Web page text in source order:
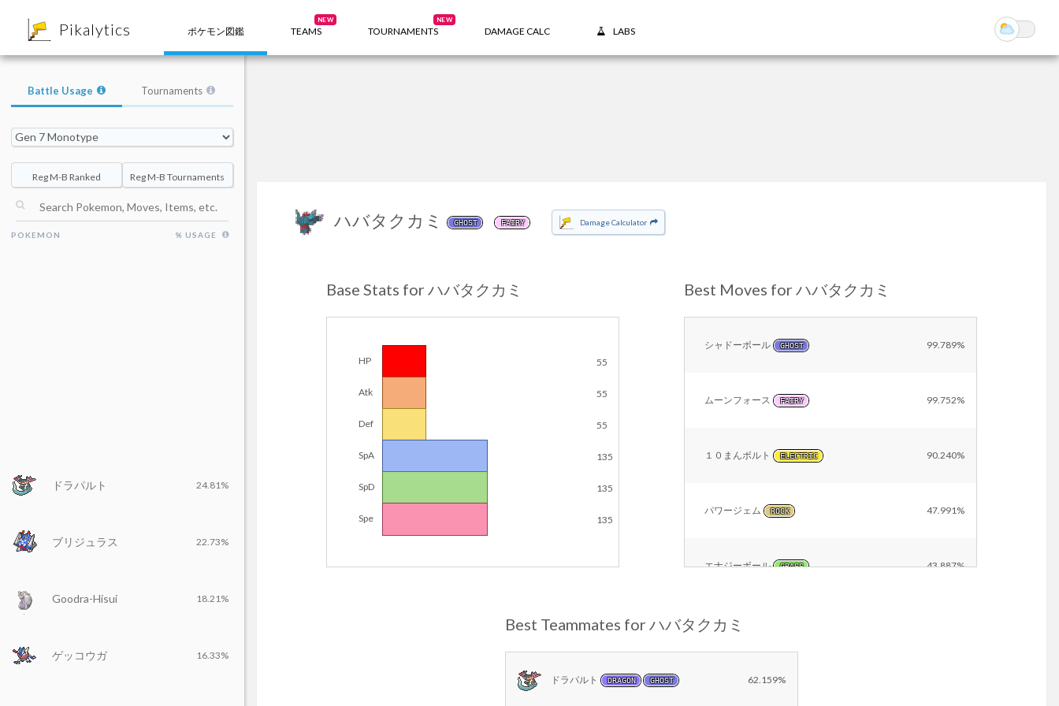
Pikalytics ポケモン図鑑 TEAMS
NEW
TOURNAMENTS
NEW
DAMAGE CALC LABS
ハバタクカミ GHOST FAIRY Damage Calculator
Base Stats for ハバタクカミ
HP 55
Atk 55
Def 55
SpA 135
SpD 135
Spe 135
Best Moves for ハバタクカミ
シャドーボール GHOST 99.789%
ムーンフォース FAIRY 99.752%
１０まんボルト ELECTRIC 90.240%
パワージェム ROCK 47.991%
エナジーボール GRASS 43.887%
Other
Best Teammates for ハバタクカミ
ドラパルト DRAGON GHOST 62.159%
Battle Usage Tournaments
Reg M-B Ranked Reg M-B Tournaments
POKEMON % USAGE
ドラパルト 24.81%
ブリジュラス 22.73%
Goodra-Hisui 18.21%
ゲッコウガ 16.33%